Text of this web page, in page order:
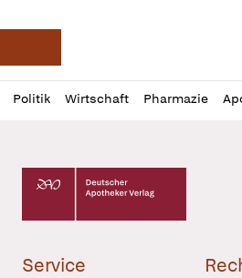
Deutsche Apotheker
Politik Wirtschaft Pharmazie
Profil
öffnen
Daz
Pur
Deutscher Apotheker Verlag Logo
Service